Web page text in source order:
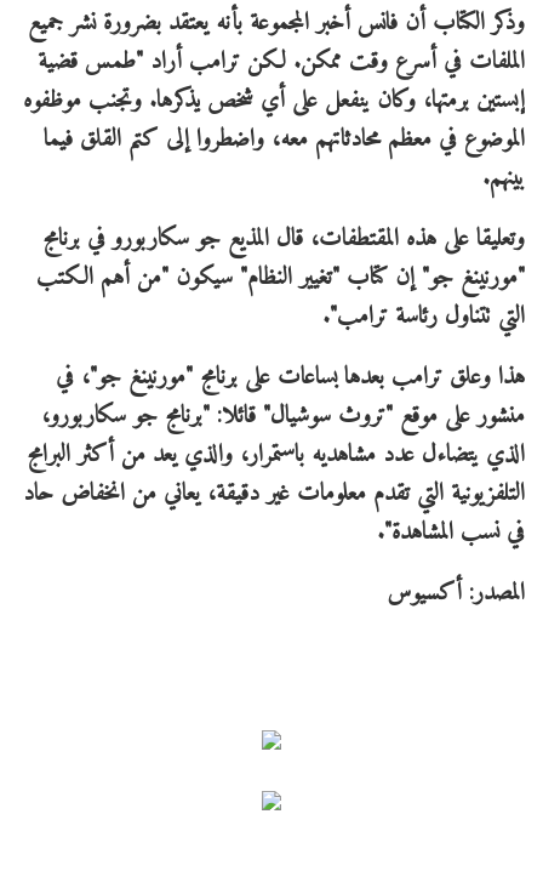
وذكر الكتاب أن فانس أخبر المجموعة بأنه يعتقد بضرورة نشر جميع
الملفات في أسرع وقت ممكن. لكن ترامب أراد "طمس قضية
إبستين برمتها، وكان ينفعل على أي شخص يذكرها. وتجنب موظفوه
الموضوع في معظم محادثاتهم معه، واضطروا إلى كتم القلق فيما
بينهم.
وتعليقا على هذه المقتطفات، قال المذيع جو سكاربورو في برنامج
"مورنينغ جو" إن كتاب "تغيير النظام" سيكون "من أهم الكتب
التي تتناول رئاسة ترامب".
هذا وعلق ترامب بعدها بساعات على برنامج "مورنينغ جو"، في
منشور على موقع "تروث سوشيال" قائلا: "برنامج جو سكاربورو،
الذي يتضاءل عدد مشاهديه باستمرار، والذي يعد من أكثر البرامج
التلفزيونية التي تقدم معلومات غير دقيقة، يعاني من انخفاض حاد
في نسب المشاهدة".
المصدر: أكسيوس